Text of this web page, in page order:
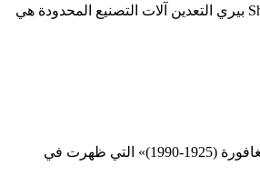
shanghai shibang آلات الفك محطم المشترك المحدودة . شنغهاي معدات التعدين كسارة المطرقة حجر محطم شنغهاي 400 600 لعبة سحق معدات جرة تفريق Shanghai بيري التعدين آلات التصنيع المحدودة هي
شنغهاي صناعة الآلات ونشرت تشين في عام 1990 بمناسبة الذكرى السنوية الخامسة والعشرين لمتجر كتب شنغهاي مقالة «65 سنة من صناعة الآلات الصينية في سنغافورة (1925-1990)» التي ظهرت في